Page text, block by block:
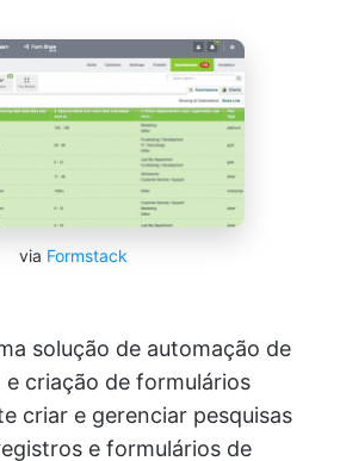
via Formstack
solução de automação de
criação de formulários
criar e gerenciar pesquisas
e formulários de